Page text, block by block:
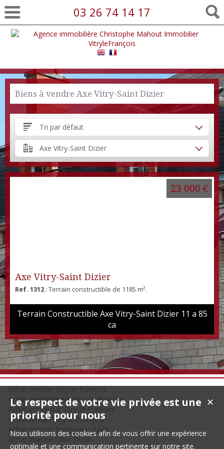
03 26 74 14 17
Biens à vendre Axe Vitry-Saint Dizier
Tri par défaut
Axe Vitry-Saint Dizier
Axe Vitry-Saint Dizier
Ref. 1312: Terrain constructible de 1185 m².
Terrain Constructible Axe Vitry-Saint Dizier 11 a 85
ca
23 000 €
Achat maison Vitry-le-François
Achat appartement Vitry-le-François
Achat immeuble Vitry-le-François
Achat terrain Vitry-le-François
Achat maison Pargny-sur-Saulx
Achat maison Saint-Dizier
✕
Le respect de votre vie privée est une
priorité pour nous
Nous utilisons des cookies afin de vous offrir une expérience
optimale et une communication pertinente sur notre site.